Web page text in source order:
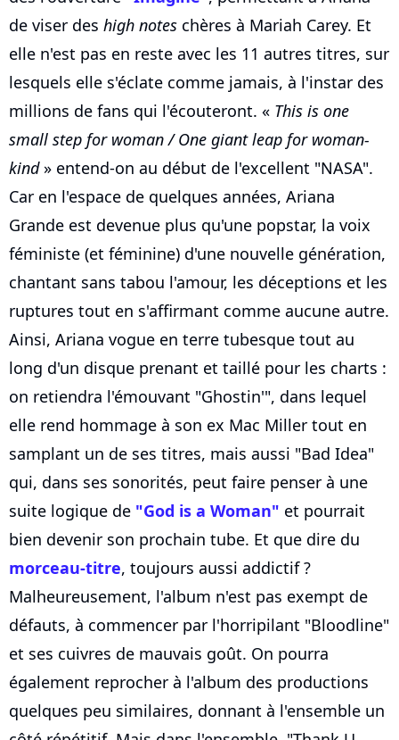
de viser des high notes chères à Mariah Carey. Et
elle n'est pas en reste avec les 11 autres titres, sur
lesquels elle s'éclate comme jamais, à l'instar des
millions de fans qui l'écouteront. « This is one
small step for woman / One giant leap for woman-
kind» entend-on au début de l'excellent "NASA".
Car en l'espace de quelques années, Ariana
Grande est devenue plus qu'une popstar, la voix
féministe (et féminine) d'une nouvelle génération,
chantant sans tabou l'amour, les déceptions et les
ruptures tout en s'affirmant comme aucune autre.
Ainsi, Ariana vogue en terre tubesque tout au
long d'un disque prenant et taillé pour les charts :
on retiendra l'émouvant "Ghostin'", dans lequel
elle rend hommage à son ex Mac Miller tout en
samplant un de ses titres, mais aussi "Bad Idea"
qui, dans ses sonorités, peut faire penser à une
suite logique de "God is a Woman" et pourrait
bien devenir son prochain tube. Et que dire du
morceau-titre, toujours aussi addictif ?
Malheureusement, l'album n'est pas exempt de
défauts, à commencer par l'horripilant "Bloodline"
et ses cuivres de mauvais goût. On pourra
également reprocher à l'album des productions
quelques peu similaires, donnant à l'ensemble un